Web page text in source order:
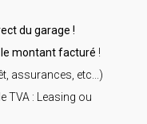
du garage !
le montant facturé !
assurances, etc...)
TVA : Leasing ou